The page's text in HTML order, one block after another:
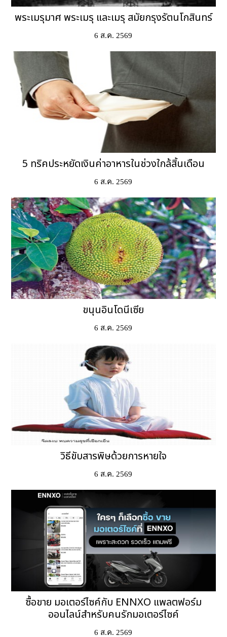
พระเมรุมาศ พระเมรุ และเมรุ สมัยกรุงรัตนโกสินทร์
6 ส.ค. 2569
5 ทริคประหยัดเงินค่าอาหารในช่วงใกล้สิ้นเดือน
6 ส.ค. 2569
ขนุนอินโดนีเซีย
6 ส.ค. 2569
วิธีขับสารพิษด้วยการหายใจ
6 ส.ค. 2569
ซื้อขาย มอเตอร์ไซค์กับ ENNXO แพลตฟอร์ม
ออนไลน์สำหรับคนรักมอเตอร์ไซค์
6 ส.ค. 2569